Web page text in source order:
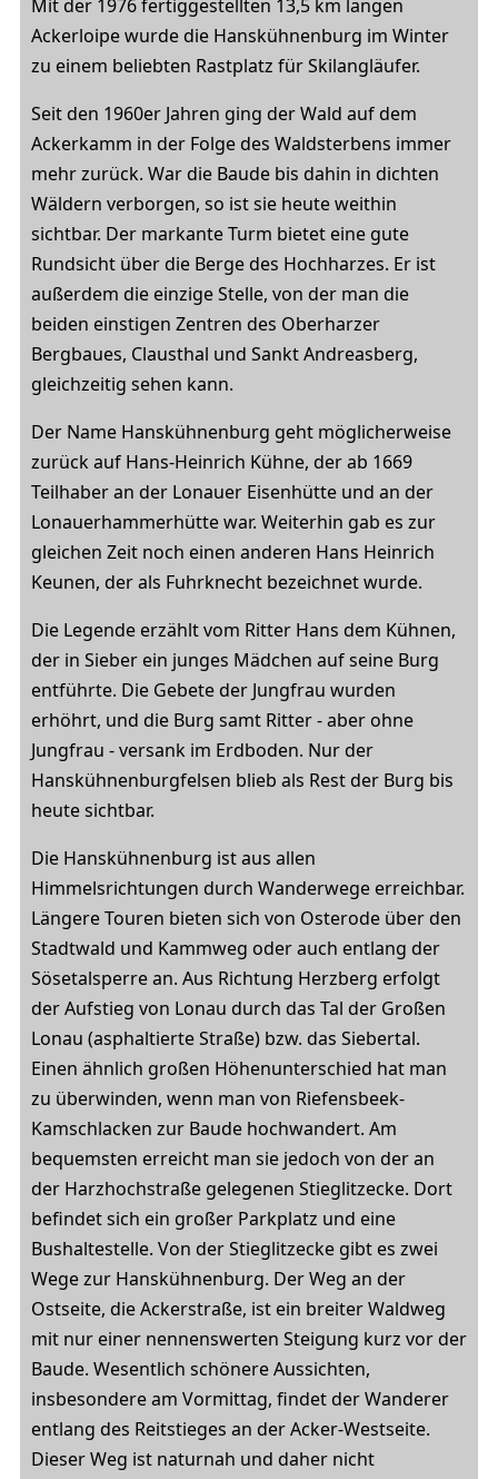
Mit der 1976 fertiggestellten 13,5 km langen
Ackerloipe wurde die Hanskühnenburg im Winter
zu einem beliebten Rastplatz für Skilangläufer.
Seit den 1960er Jahren ging der Wald auf dem
Ackerkamm in der Folge des Waldsterbens immer
mehr zurück. War die Baude bis dahin in dichten
Wäldern verborgen, so ist sie heute weithin
sichtbar. Der markante Turm bietet eine gute
Rundsicht über die Berge des Hochharzes. Er ist
außerdem die einzige Stelle, von der man die
beiden einstigen Zentren des Oberharzer
Bergbaues, Clausthal und Sankt Andreasberg,
gleichzeitig sehen kann.
Der Name Hanskühnenburg geht möglicherweise
zurück auf Hans-Heinrich Kühne, der ab 1669
Teilhaber an der Lonauer Eisenhütte und an der
Lonauerhammerhütte war. Weiterhin gab es zur
gleichen Zeit noch einen anderen Hans Heinrich
Keunen, der als Fuhrknecht bezeichnet wurde.
Die Legende erzählt vom Ritter Hans dem Kühnen,
der in Sieber ein junges Mädchen auf seine Burg
entführte. Die Gebete der Jungfrau wurden
erhöhrt, und die Burg samt Ritter - aber ohne
Jungfrau - versank im Erdboden. Nur der
Hanskühnenburgfelsen blieb als Rest der Burg bis
heute sichtbar.
Die Hanskühnenburg ist aus allen
Himmelsrichtungen durch Wanderwege erreichbar.
Längere Touren bieten sich von Osterode über den
Stadtwald und Kammweg oder auch entlang der
Sösetalsperre an. Aus Richtung Herzberg erfolgt
der Aufstieg von Lonau durch das Tal der Großen
Lonau (asphaltierte Straße) bzw. das Siebertal.
Einen ähnlich großen Höhenunterschied hat man
zu überwinden, wenn man von Riefensbeek-
Kamschlacken zur Baude hochwandert. Am
bequemsten erreicht man sie jedoch von der an
der Harzhochstraße gelegenen Stieglitzecke. Dort
befindet sich ein großer Parkplatz und eine
Bushaltestelle. Von der Stieglitzecke gibt es zwei
Wege zur Hanskühnenburg. Der Weg an der
Ostseite, die Ackerstraße, ist ein breiter Waldweg
mit nur einer nennenswerten Steigung kurz vor der
Baude. Wesentlich schönere Aussichten,
insbesondere am Vormittag, findet der Wanderer
entlang des Reitstieges an der Acker-Westseite.
Dieser Weg ist naturnah und daher nicht